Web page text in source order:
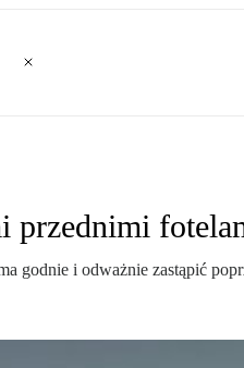
przednimi
godnie i odważnie zastąpić